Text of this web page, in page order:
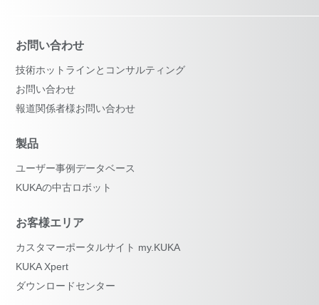
お問い合わせ
技術ホットラインとコンサルティング
お問い合わせ
報道関係者様お問い合わせ
製品
ユーザー事例データベース
KUKAの中古ロボット
お客様エリア
カスタマーポータルサイト my.KUKA
KUKA Xpert
ダウンロードセンター